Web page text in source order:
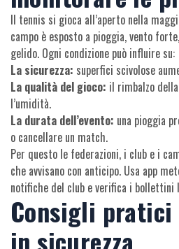
Il tennis si gioca all’aperto nella
campo è esposto a pioggia, vento
gelido. Ogni condizione può influire su:
La sicurezza: superfici scivolose
La qualità del gioco: il rimbalzo
l’umidità.
La durata dell’evento: una pioggia
o cancellare un match.
Per questo le federazioni, i club e i
che avvisano con anticipo. Usa app
notifiche del club e verifica i bollettini
Consigli
in sicurezza